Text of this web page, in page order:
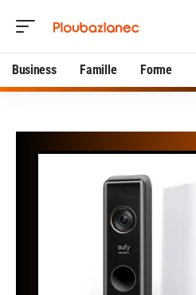
Business Famille Forme